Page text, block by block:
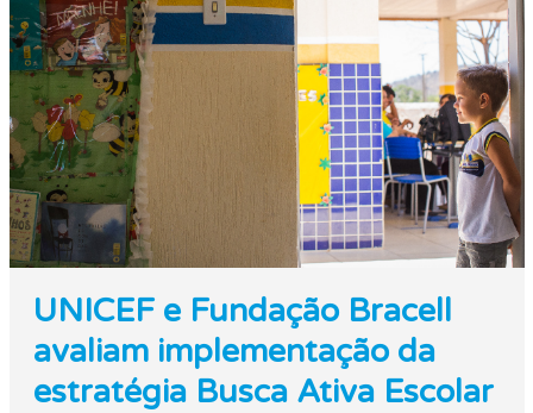
UNICEF e Fundação Bracell
avaliam implementação da
estratégia Busca Ativa Escolar